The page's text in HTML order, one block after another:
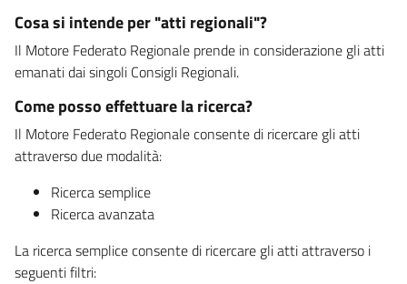
Cosa si intende per "atti regionali"?
Il Motore Federato Regionale prende in considerazione gli atti
emanati dai singoli Consigli Regionali.
Come posso effettuare la ricerca?
Il Motore Federato Regionale consente di ricercare gli atti
attraverso due modalità:
Ricerca semplice
Ricerca avanzata
La ricerca semplice consente di ricercare gli atti attraverso i
seguenti filtri: